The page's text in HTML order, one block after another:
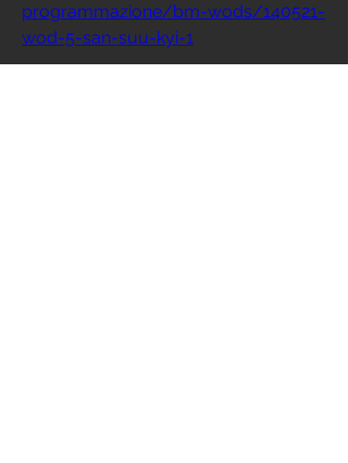
programmazione/bm-wods/140521-
wod-5-san-suu-kyi-1